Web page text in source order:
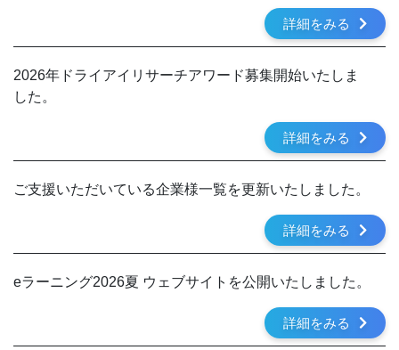
詳細をみる
2026年ドライアイリサーチアワード募集開始いたしま
した。
詳細をみる
ご支援いただいている企業様一覧を更新いたしました。
詳細をみる
eラーニング2026夏 ウェブサイトを公開いたしました。
詳細をみる